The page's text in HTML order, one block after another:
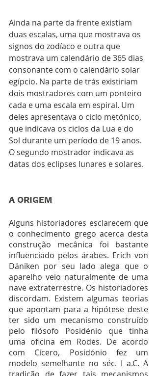
Ainda na parte da frente existiam
duas escalas, uma que mostrava os
signos do zodíaco e outra que
mostrava um calendário de 365 dias
consonante com o calendário solar
egípcio. Na parte de trás existiriam
dois mostradores com um ponteiro
cada e uma escala em espiral. Um
deles apresentava o ciclo metónico,
que indicava os ciclos da Lua e do
Sol durante um período de 19 anos.
O segundo mostrador indicava as
datas dos eclipses lunares e solares.
A ORIGEM
Alguns historiadores esclarecem que
o conhecimento grego acerca desta
construção mecânica foi bastante
influenciado pelos árabes. Erich von
Däniken por seu lado alega que o
aparelho veio naturalmente de uma
nave extraterrestre. Os historiadores
discordam. Existem algumas teorias
que apontam para a hipótese deste
ter sido um mecanismo construído
pelo filósofo Posidénio que tinha
uma oficina em Rodes. De acordo
com Cícero, Posidónio fez um
modelo semelhante no séc. I a.C. A